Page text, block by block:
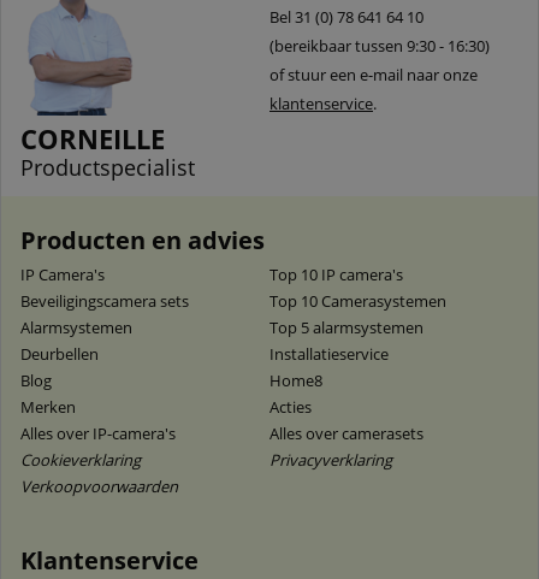
CORNEILLE
Productspecialist
Bel 31 (0) 78 641 64 10
(bereikbaar tussen 9:30 - 16:30)
of stuur een e-mail naar onze
klantenservice.
Producten en advies
IP Camera's
Top 10 IP camera's
Beveiligingscamera sets
Top 10 Camerasystemen
Alarmsystemen
Top 5 alarmsystemen
Deurbellen
Installatieservice
Blog
Home8
Merken
Acties
Alles over IP-camera's
Alles over camerasets
Cookieverklaring
Privacyverklaring
Verkoopvoorwaarden
Klantenservice